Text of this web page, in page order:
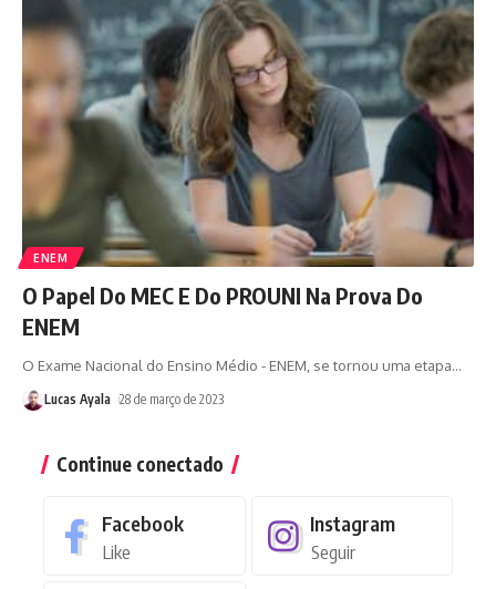
ENEM
O Papel Do MEC E Do PROUNI Na Prova Do
ENEM
O Exame Nacional do Ensino Médio - ENEM, se tornou uma etapa…
Lucas Ayala 28 de março de 2023
Continue conectado
Facebook
Like
Instagram
Seguir